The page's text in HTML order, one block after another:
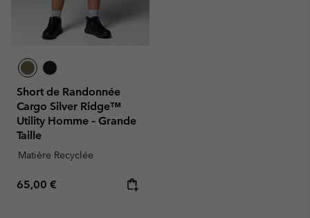
Short de Randonnée
Cargo Silver Ridge™
Utility Homme – Grande
Taille
Matière Recyclée
Regular price:
65,00 €